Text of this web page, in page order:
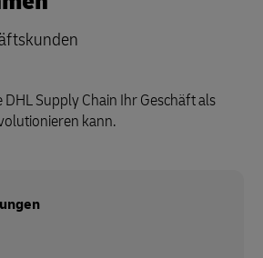
DHL Supply Chain Ihr Geschäft als
kann.